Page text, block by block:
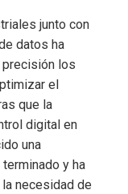
junto con
datos ha
precisión los
el
que la
digital en
una
y ha
necesidad de